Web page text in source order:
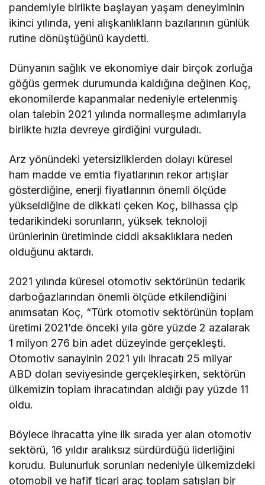
pandemiyle birlikte başlayan yaşam deneyiminin
ikinci yılında, yeni alışkanlıkların bazılarının günlük
rutine dönüştüğünü kaydetti.
Dünyanın sağlık ve ekonomiye dair birçok zorluğa
göğüs germek durumunda kaldığına değinen Koç,
ekonomilerde kapanmalar nedeniyle ertelenmiş
olan talebin 2021 yılında normalleşme adımlarıyla
birlikte hızla devreye girdiğini vurguladı.
Arz yönündeki yetersizliklerden dolayı küresel
ham madde ve emtia fiyatlarının rekor artışlar
gösterdiğine, enerji fiyatlarının önemli ölçüde
yükseldiğine de dikkati çeken Koç, bilhassa çip
tedarikindeki sorunların, yüksek teknoloji
ürünlerinin üretiminde ciddi aksaklıklara neden
olduğunu aktardı.
2021 yılında küresel otomotiv sektörünün tedarik
darboğazlarından önemli ölçüde etkilendiğini
anımsatan Koç, “Türk otomotiv sektörünün toplam
üretimi 2021’de önceki yıla göre yüzde 2 azalarak
1 milyon 276 bin adet düzeyinde gerçekleşti.
Otomotiv sanayinin 2021 yılı ihracatı 25 milyar
ABD doları seviyesinde gerçekleşirken, sektörün
ülkemizin toplam ihracatından aldığı pay yüzde 11
oldu.
Böylece ihracatta yine ilk sırada yer alan otomotiv
sektörü, 16 yıldır aralıksız sürdürdüğü liderliğini
korudu. Bulunurluk sorunları nedeniyle ülkemizdeki
otomobil ve hafif ticari araç toplam satışları bir